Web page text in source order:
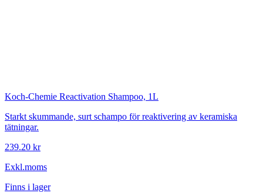
Koch-Chemie Reactivation Shampoo, 1L
Starkt skummande, surt schampo för reaktivering av keramiska
tätningar.
239.20 kr
Exkl.moms
Finns i lager